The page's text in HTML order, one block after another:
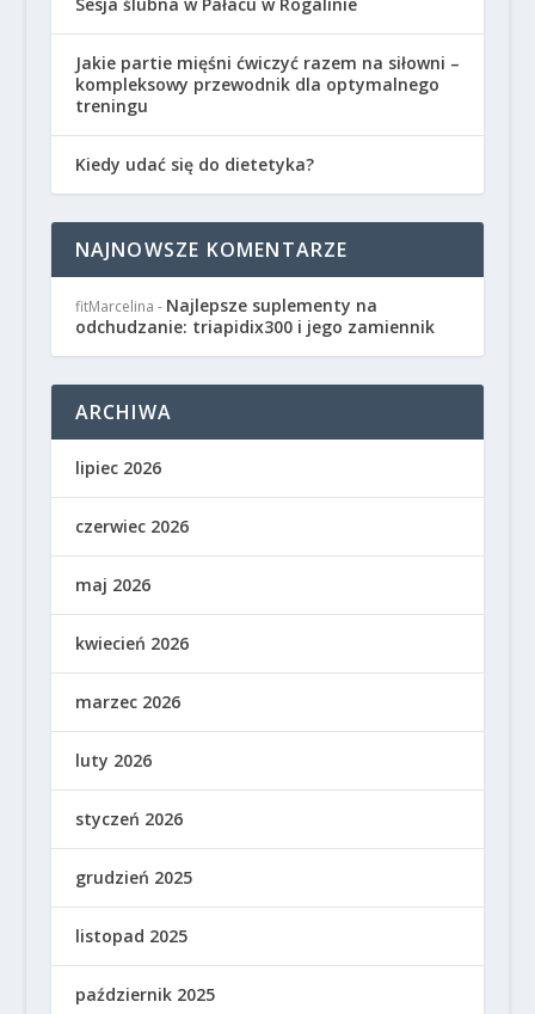
Jakie partie mięśni ćwiczyć razem na siłowni –
kompleksowy przewodnik dla optymalnego
treningu
Kiedy udać się do dietetyka?
NAJNOWSZE KOMENTARZE
fitMarcelina - Najlepsze suplementy na
odchudzanie: triapidix300 i jego zamiennik
ARCHIWA
lipiec 2026
czerwiec 2026
maj 2026
kwiecień 2026
marzec 2026
luty 2026
styczeń 2026
grudzień 2025
listopad 2025
październik 2025